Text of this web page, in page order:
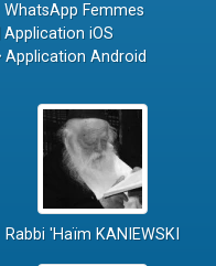
WhatsApp Femmes
Application iOS
Application Android
Rabbi 'Haïm KANIEWSKI